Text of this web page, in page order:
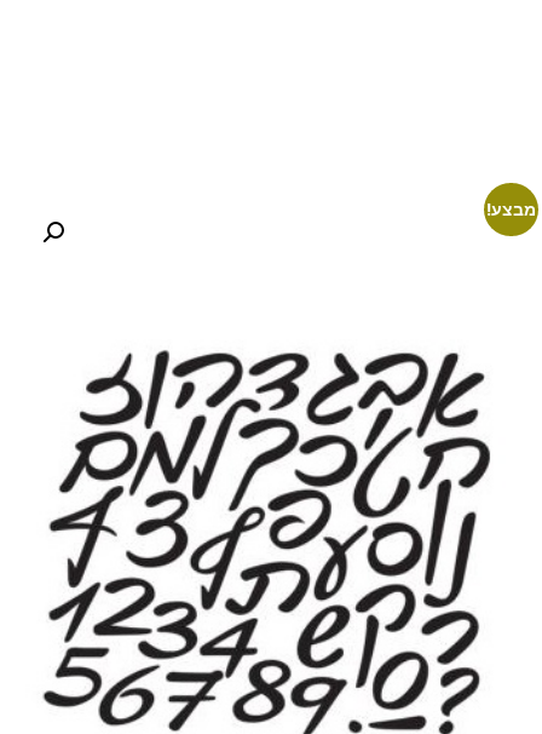
מבצע!